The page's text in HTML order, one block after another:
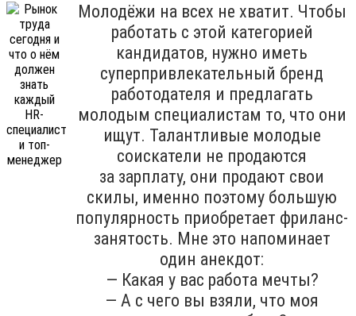
Молодёжи на всех не хватит. Чтобы
работать с этой категорией
кандидатов, нужно иметь
суперпривлекательный бренд
работодателя и предлагать
молодым специалистам то, что они
ищут. Талантливые молодые
соискатели не продаются
за зарплату, они продают свои
скилы, именно поэтому большую
популярность приобретает фриланс-
занятость. Мне это напоминает
один анекдот:
— Какая у вас работа мечты?
— А с чего вы взяли, что моя